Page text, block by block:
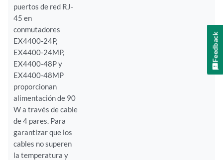
puertos de red RJ-
45 en
conmutadores
EX4400-24P,
EX4400-24MP,
EX4400-48P y
EX4400-48MP
proporcionan
alimentación de 90
W a través de cable
de 4 pares. Para
garantizar que los
cables no superen
la temperatura y
Feedback